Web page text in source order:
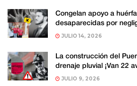
Congelan apoyo a
desaparecidas por
JULIO 14, 2026
La construcción del
drenaje pluvial ¡Van 22
JULIO 9, 2026